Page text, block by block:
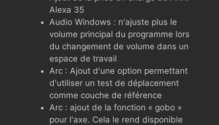
Alexa 35
Audio Windows : n'ajuste plus le
volume principal du programme lors
du changement de volume dans un
espace de travail
Arc : Ajout d'une option permettant
d'utiliser un test de déplacement
comme couche de référence
Arc : ajout de la fonction « gobo »
pour l'axe. Cela le rend disponible